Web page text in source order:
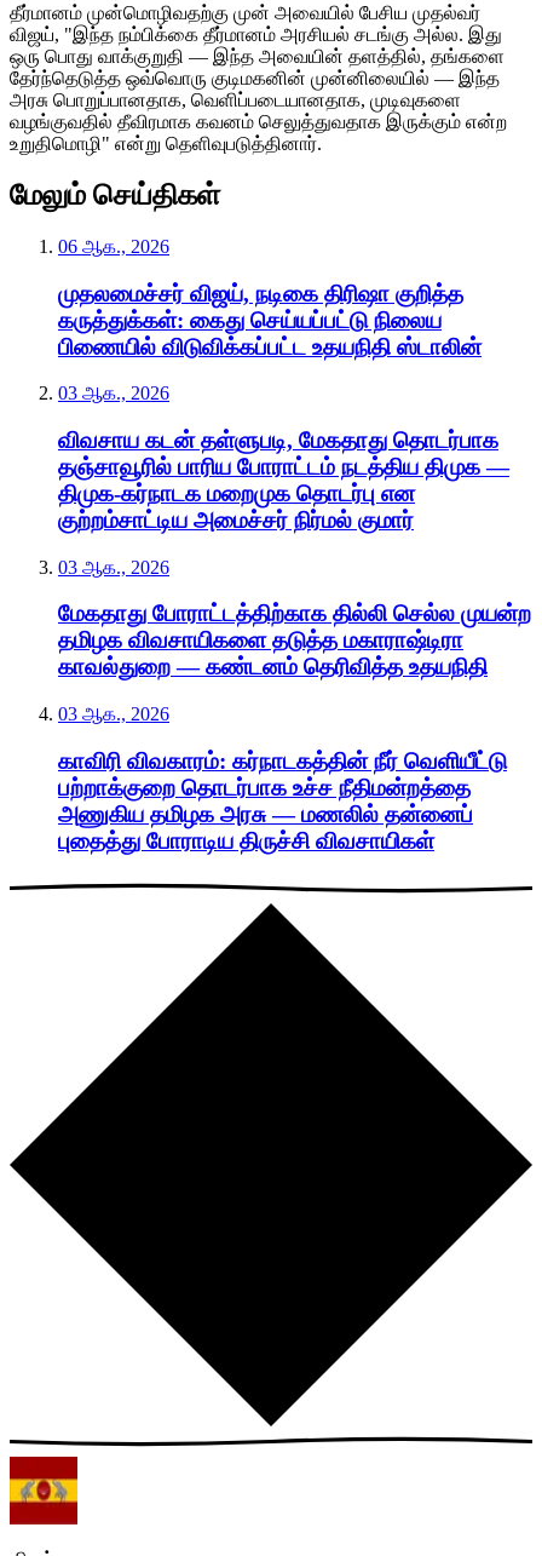
தீர்மானம் முன்மொழிவதற்கு முன் அவையில் பேசிய முதல்வர்
விஜய், "இந்த நம்பிக்கை தீர்மானம் அரசியல் சடங்கு அல்ல. இது
ஒரு பொது வாக்குறுதி — இந்த அவையின் தளத்தில், தங்களை
தேர்ந்தெடுத்த ஒவ்வொரு குடிமகனின் முன்னிலையில் — இந்த
அரசு பொறுப்பானதாக, வெளிப்படையானதாக, முடிவுகளை
வழங்குவதில் தீவிரமாக கவனம் செலுத்துவதாக இருக்கும் என்ற
உறுதிமொழி" என்று தெளிவுபடுத்தினார்.
மேலும் செய்திகள்
06 ஆக., 2026
முதலமைச்சர் விஜய், நடிகை திரிஷா குறித்த
கருத்துக்கள்: கைது செய்யப்பட்டு நிலைய
பிணையில் விடுவிக்கப்பட்ட உதயநிதி ஸ்டாலின்
03 ஆக., 2026
விவசாய கடன் தள்ளுபடி, மேகதாது தொடர்பாக
தஞ்சாவூரில் பாரிய போராட்டம் நடத்திய திமுக —
திமுக-கர்நாடக மறைமுக தொடர்பு என
குற்றம்சாட்டிய அமைச்சர் நிர்மல் குமார்
03 ஆக., 2026
மேகதாது போராட்டத்திற்காக தில்லி செல்ல முயன்ற
தமிழக விவசாயிகளை தடுத்த மகாராஷ்டிரா
காவல்துறை — கண்டனம் தெரிவித்த உதயநிதி
03 ஆக., 2026
காவிரி விவகாரம்: கர்நாடகத்தின் நீர் வெளியீட்டு
பற்றாக்குறை தொடர்பாக உச்ச நீதிமன்றத்தை
அணுகிய தமிழக அரசு — மணலில் தன்னைப்
புதைத்து போராடிய திருச்சி விவசாயிகள்